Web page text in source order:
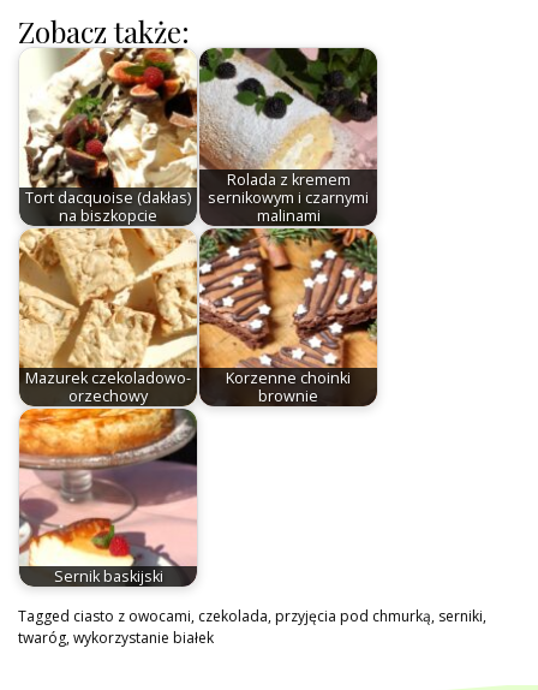
Zobacz także:
Tort dacquoise (dakłas)
na biszkopcie
Rolada z kremem
sernikowym i czarnymi
malinami
Mazurek czekoladowo-
orzechowy
Korzenne choinki
brownie
Sernik baskijski
Tagged ciasto z owocami, czekolada,przyjęcia pod chmurką, serniki,
twaróg,wykorzystanie białek